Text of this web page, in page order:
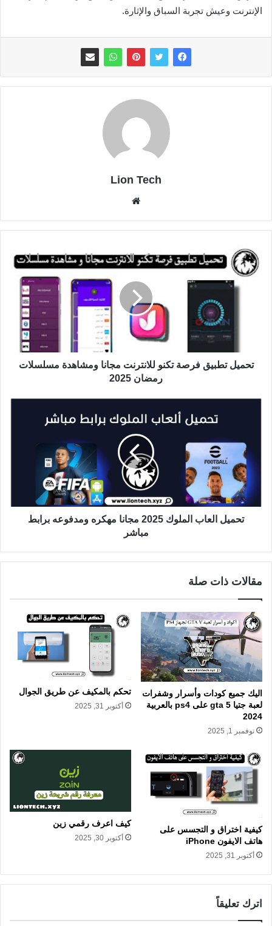
الإنترنت وعيش تجربة السباق والإثارة.
Lion Tech
تحميل تطبيق فرصة تكنو للانترنت مجانا ومشاهدة مسلسلات
رمضان 2025
تحميل العاب الملوك 2025 مجانا مهكره ومدفوعه برابط
مباشر
مقالات ذات صلة
اليك جميع كودات وأسرار وشفرات
لعبة جتيا gta 5 على ps4 بالعربية
2024
نوفمبر 1, 2025
تحكم بالمكيف عن طريق الجوال
أكتوبر 31, 2025
كيفية اختراق و التجسس على
هاتف الايفون iPhone
أكتوبر 31, 2025
كيف اعرف رقمي زين
أكتوبر 30, 2025
اترك تعليقاً